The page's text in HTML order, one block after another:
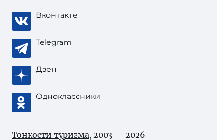
Вконтакте
Telegram
Дзен
Одноклассники
Тонкости туризма, 2003 — 2026